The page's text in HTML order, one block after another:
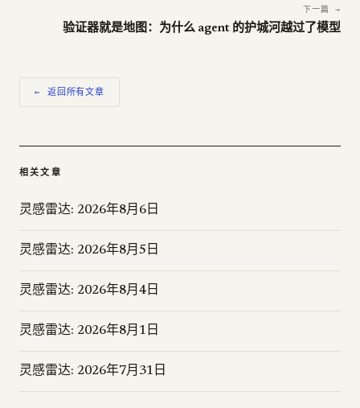
下一篇 →
验证器就是地图：为什么 agent 的护城河越过了模型
← 返回所有文章
相关文章
灵感雷达: 2026年8月6日
灵感雷达: 2026年8月5日
灵感雷达: 2026年8月4日
灵感雷达: 2026年8月1日
灵感雷达: 2026年7月31日